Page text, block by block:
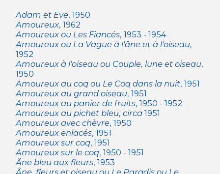
Adam et Eve, 1950
Amoureux, 1962
Amoureux ou Les Fiancés, 1953 - 1954
Amoureux ou La Vague à l'âne et à l'oiseau,
1952
Amoureux à l'oiseau ou Couple, lune et oiseau,
1950
Amoureux au coq ou Le Coq dans la nuit, 1951
Amoureux au grand oiseau, 1951
Amoureux au panier de fruits, 1950 - 1952
Amoureux au pichet bleu, circa1951
Amoureux avec chèvre, 1950
Amoureux enlacés, 1951
Amoureux sur coq, 1951
Amoureux sur le coq, 1950 - 1951
Âne bleu aux fleurs, 1953